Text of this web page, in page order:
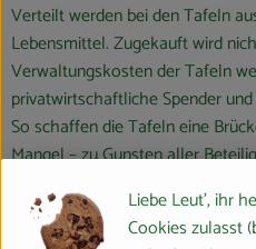
Verteilt werden bei den Tafeln
Lebensmittel. Zugekauft wird
Verwaltungskosten der Tafeln
privatwirtschaftliche Spender
So schaffen die Tafeln eine
Mangel – zu Gunsten aller
Unsere konkrete Idee
Liebe Leut', ihr
Cookies zulasst